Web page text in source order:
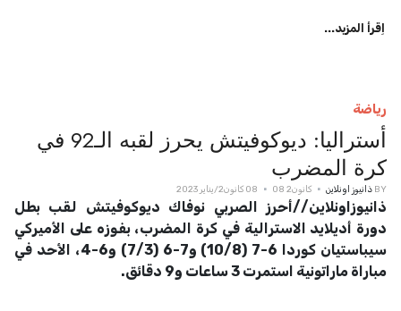
اِقرأ المزيد...
رياضة
أستراليا: ديوكوفيتش يحرز لقبه الـ92 في
كرة المضرب
BY ذانيوز اونلاين كانون2 08 08 كانون2/يناير 2023
ذانيوزاونلاين//أحرز الصربي نوفاك ديوكوفيتش لقب بطل
دورة أديلايد الاسترالية في كرة المضرب، بفوزه على الأميركي
سيباستيان كوردا 6-7 (10/8) و7-6 (7/3) و6-4، الأحد في
مباراة ماراتونية استمرت 3 ساعات و9 دقائق.